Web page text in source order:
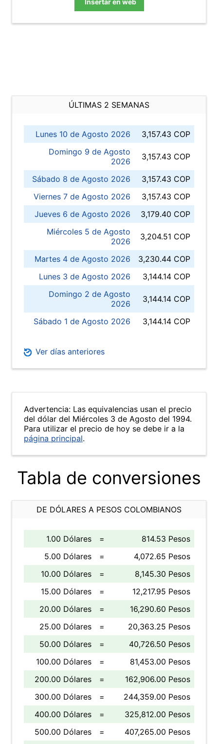
Insertar en web
ÚLTIMAS 2 SEMANAS
Lunes 10 de Agosto 2026
3,157.43 COP
Domingo 9 de Agosto
2026
3,157.43 COP
Sábado 8 de Agosto 2026
3,157.43 COP
Viernes 7 de Agosto 2026
3,157.43 COP
Jueves 6 de Agosto 2026
3,179.40 COP
Miércoles 5 de Agosto
2026
3,204.51 COP
Martes 4 de Agosto 2026
3,230.44 COP
Lunes 3 de Agosto 2026
3,144.14 COP
Domingo 2 de Agosto
2026
3,144.14 COP
Sábado 1 de Agosto 2026 3,144.14 COP
Ver días anteriores
Advertencia: Las equivalencias usan el precio
del dólar del Miércoles 3 de Agosto del 1994.
Para utilizar el precio de hoy se debe ir a la
página principal.
Tabla de conversiones
DE DÓLARES A PESOS COLOMBIANOS
1.00 Dólares =
814.53 Pesos
5.00 Dólares
=
4,072.65 Pesos
10.00 Dólares
=
8,145.30 Pesos
15.00 Dólares
=
12,217.95 Pesos
20.00 Dólares
=
16,290.60 Pesos
25.00 Dólares
=
20,363.25 Pesos
50.00 Dólares
=
40,726.50 Pesos
100.00 Dólares
=
81,453.00 Pesos
200.00 Dólares
=
162,906.00 Pesos
300.00 Dólares
=
244,359.00 Pesos
400.00 Dólares
=
325,812.00 Pesos
500.00 Dólares
=
407,265.00 Pesos